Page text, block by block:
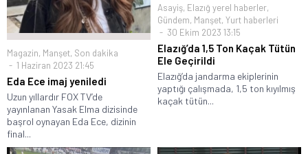
Magazin, Manşet, Son dakika
1 Haziran 2023 21:45
Eda Ece imaj yeniledi
Uzun yıllardır FOX TV’de
yayınlanan Yasak Elma dizisinde
başrol oynayan Eda Ece, dizinin
final...
Asayiş, Elazığ yerel haberler,
Gündem, Manşet, Yurt haberleri
30 Ekim 2023 13:15
Elazığ’da 1,5 Ton Kaçak Tütün
Ele Geçirildi
Elazığ’da jandarma ekiplerinin
yaptığı çalışmada, 1,5 ton kıyılmış
kaçak tütün...